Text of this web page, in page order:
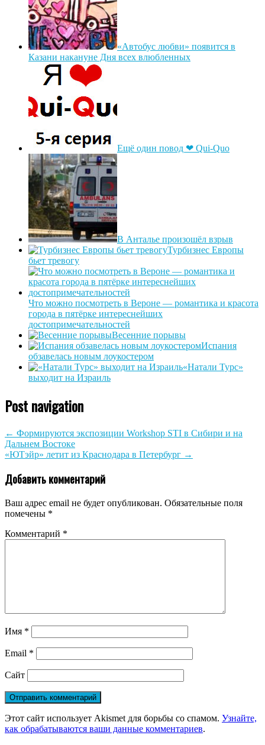
«Автобус любви» появится в
Казани накануне Дня всех влюбленных
Ещё один повод ❤ Qui-Quo
В Анталье произошёл взрыв
Турбизнес Европы
бьет тревогу
Что можно посмотреть в Вероне — романтика и красота
города в пятёрке интереснейших
достопримечательностей
Весенние порывы
Испания
обзавелась новым лоукостером
«Натали Турс»
выходит на Израиль
Post navigation
← Формируются экспозиции Workshop STI в Сибири и на
Дальнем Востоке
«ЮТэйр» летит из Краснодара в Петербург →
Добавить комментарий
Ваш адрес email не будет опубликован. Обязательные поля
помечены *
Комментарий *
Имя *
Email *
Сайт
Этот сайт использует Akismet для борьбы со спамом. Узнайте,
как обрабатываются ваши данные комментариев.